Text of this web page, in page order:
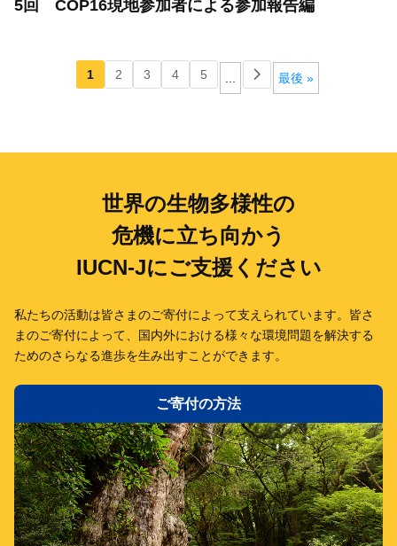
5回 COP16現地参加者による参加報告編
1 2 3 4 5 ... 最後 »
世界の生物多様性の
危機に立ち向かう
IUCN-Jにご支援ください
私たちの活動は皆さまのご寄付によって支えられています。 皆さ
まのご寄付によって、国内外における様々な環境問題を解決する
ためのさらなる進歩を生み出すことができます。
ご寄付の方法